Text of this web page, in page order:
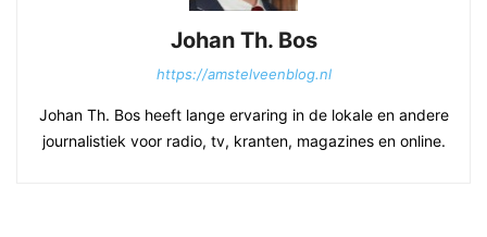
Johan Th. Bos
https://amstelveenblog.nl
Johan Th. Bos heeft lange ervaring in de lokale en andere
journalistiek voor radio, tv, kranten, magazines en online.